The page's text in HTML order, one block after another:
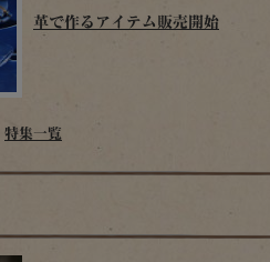
革で作るアイテム販売開始
特集一覧